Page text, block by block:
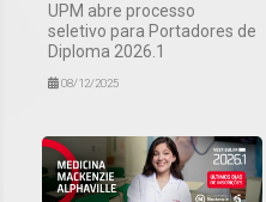
UPM abre processo
seletivo para Portadores de
Diploma 2026.1
08/12/2025